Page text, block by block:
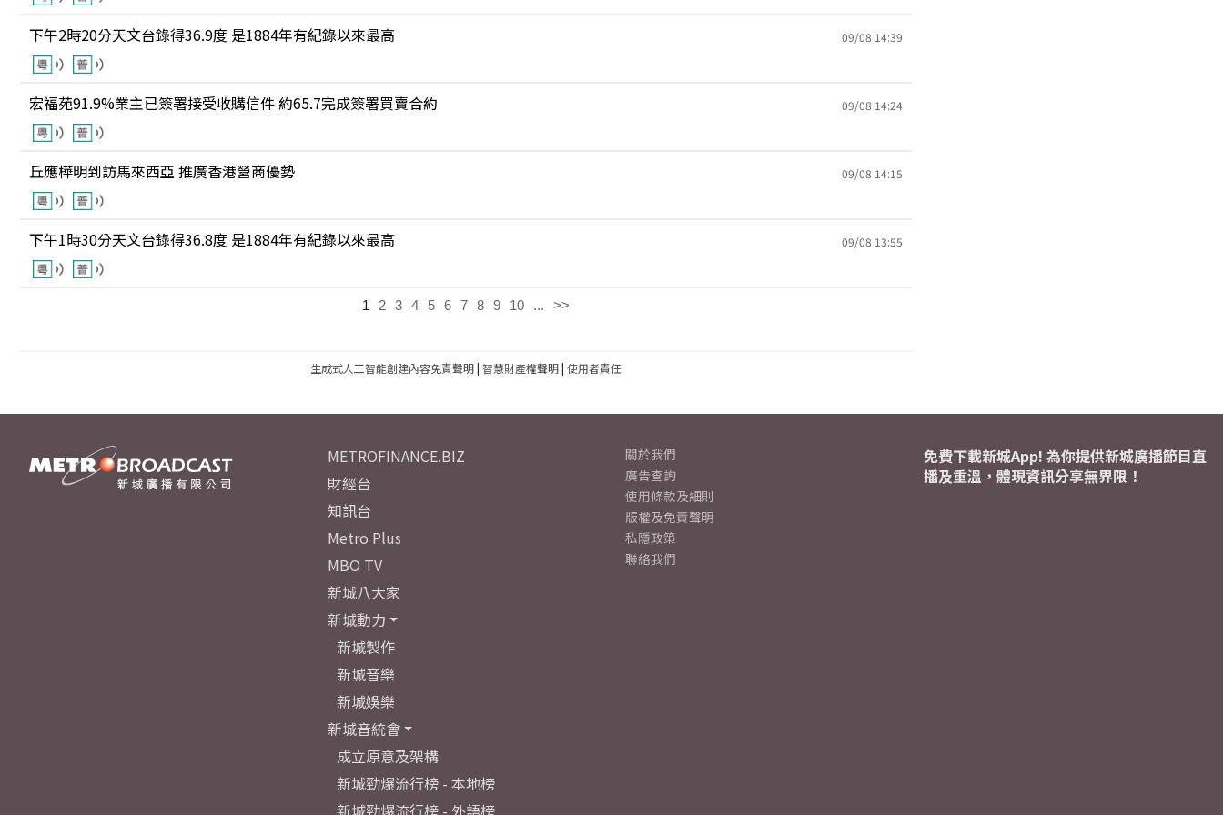
下午2時20分天文台錄得36.9度 是1884年有紀錄以來最高 09/08 14:39
宏福苑91.9%業主已簽署接受收購信件 約65.7完成簽署買賣合約 09/08 14:24
丘應樺明到訪馬來西亞 推廣香港營商優勢 09/08 14:15
下午1時30分天文台錄得36.8度 是1884年有紀錄以來最高 09/08 13:55
1 2 3 4 5 6 7 8 9 10 ... >>
生成式人工智能創建內容免責聲明| 智慧財產權聲明| 使用者責任
METROFINANCE.BIZ
財經台
知訊台
Metro Plus
MBO TV
新城八大家
新城動力
新城製作
新城音樂
新城娛樂
新城音統會
成立原意及架構
新城勁爆流行榜 - 本地榜
新城勁爆流行榜 - 外語榜
關於我們
廣告查詢
使用條款及細則
版權及免責聲明
私隱政策
聯絡我們
免費下載新城App! 為你提供新城廣播節目直
播及重溫，體現資訊分享無界限！